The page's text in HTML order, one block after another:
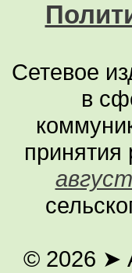
Сетевое
в
© 2026 ➤